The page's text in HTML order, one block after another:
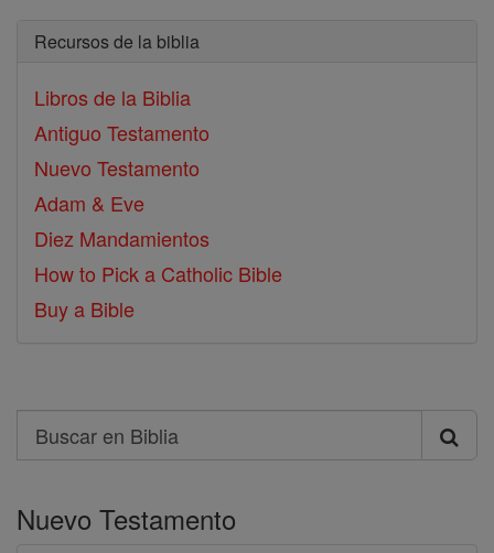
Recursos de la biblia
Libros de la Biblia
Antiguo Testamento
Nuevo Testamento
Adam & Eve
Diez Mandamientos
How to Pick a Catholic Bible
Buy a Bible
Search
Buscar
Biblia
Nuevo Testamento